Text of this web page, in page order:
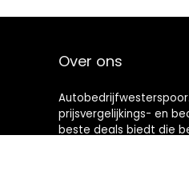
Over ons
prijsvergelijkings- en
beste deals biedt die